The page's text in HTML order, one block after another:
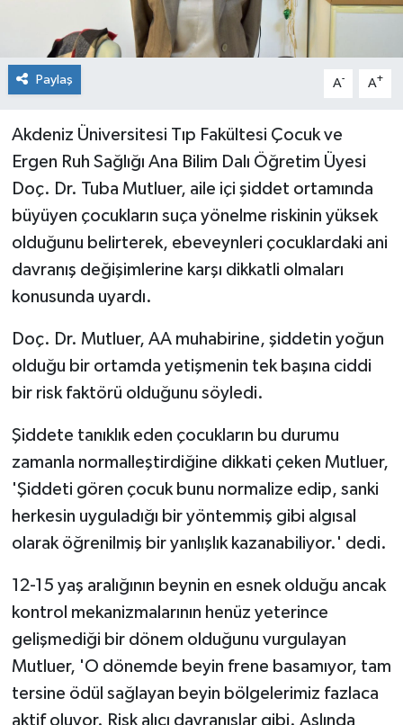
Paylaş A- A+
Akdeniz Üniversitesi Tıp Fakültesi Çocuk ve
Ergen Ruh Sağlığı Ana Bilim Dalı Öğretim Üyesi
Doç. Dr. Tuba Mutluer, aile içi şiddet ortamında
büyüyen çocukların suça yönelme riskinin yüksek
olduğunu belirterek, ebeveynleri çocuklardaki ani
davranış değişimlerine karşı dikkatli olmaları
konusunda uyardı.
Doç. Dr. Mutluer, AA muhabirine, şiddetin yoğun
olduğu bir ortamda yetişmenin tek başına ciddi
bir risk faktörü olduğunu söyledi.
Şiddete tanıklık eden çocukların bu durumu
zamanla normalleştirdiğine dikkati çeken Mutluer,
'Şiddeti gören çocuk bunu normalize edip, sanki
herkesin uyguladığı bir yöntemmiş gibi algısal
olarak öğrenilmiş bir yanlışlık kazanabiliyor.' dedi.
12-15 yaş aralığının beynin en esnek olduğu ancak
kontrol mekanizmalarının henüz yeterince
gelişmediği bir dönem olduğunu vurgulayan
Mutluer, 'O dönemde beyin frene basamıyor, tam
tersine ödül sağlayan beyin bölgelerimiz fazlaca
aktif oluyor. Risk alıcı davranışlar gibi. Aslında
Spor
Turizm
Yaşam